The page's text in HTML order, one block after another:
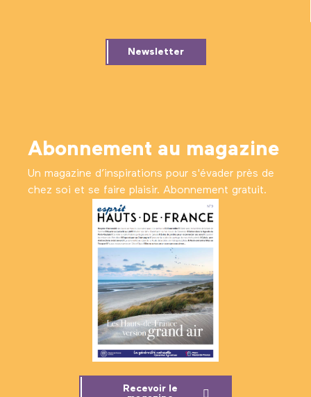
Newsletter
Abonnement au magazine
Un magazine d’inspirations pour s'évader près de
chez soi et se faire plaisir. Abonnement gratuit.
Recevoir le